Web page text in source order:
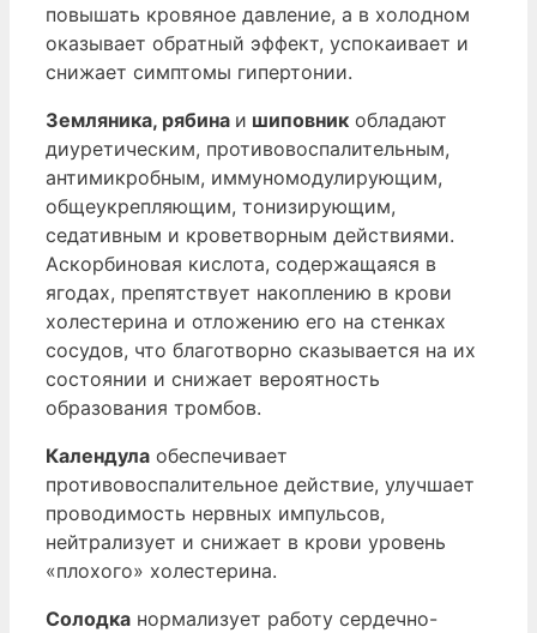
повышать кровяное давление, а в холодном
оказывает обратный эффект, успокаивает и
снижает симптомы гипертонии.
Земляника, рябина и шиповник обладают
диуретическим, противовоспалительным,
антимикробным, иммуномодулирующим,
общеукрепляющим, тонизирующим,
седативным и кроветворным действиями.
Аскорбиновая кислота, содержащаяся в
ягодах, препятствует накоплению в крови
холестерина и отложению его на стенках
сосудов, что благотворно сказывается на их
состоянии и снижает вероятность
образования тромбов.
Календула обеспечивает
противовоспалительное действие, улучшает
проводимость нервных импульсов,
нейтрализует и снижает в крови уровень
«плохого» холестерина.
Солодка нормализует работу сердечно-